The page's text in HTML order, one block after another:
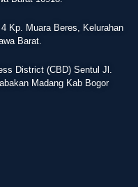
Kp. Muara Beres, Kelurahan
Barat.
District (CBD) Sentul Jl.
Madang Kab Bogor